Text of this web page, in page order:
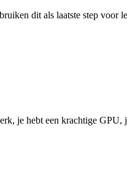
dit als laatste step
je hebt een krachtige GPU,